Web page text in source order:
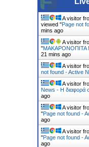
A visitor
viewed "Page not
mins ago
A visitor
"ΜΑΚΑΡΟΝΟΠΙΤΑ
21 mins ago
A visitor
not found - Active
A visitor
News - Η διαφορά
ago
A visitor
"Page not found -
ago
A visitor
"Page not found -
ago